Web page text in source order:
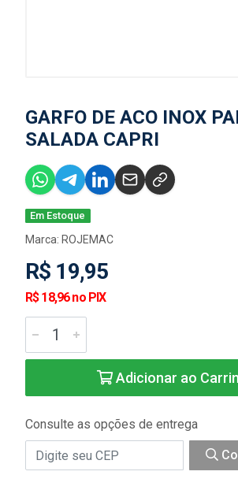
GARFO DE ACO INOX
SALADA CAPRI
Em Estoque
Marca: ROJEMAC
R$ 19,95
R$ 18,96 no PIX
Adicionar ao
Consulte as opções de entrega